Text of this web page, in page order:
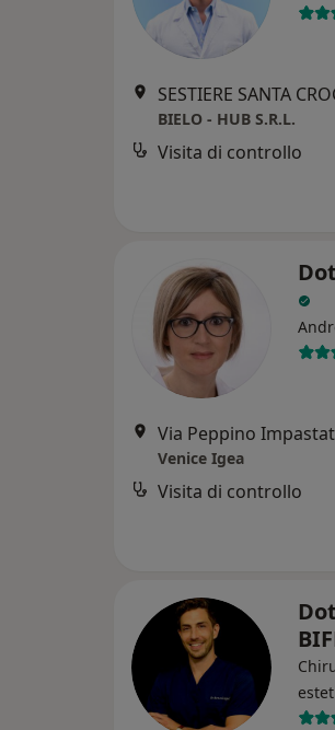
SESTIERE SANTA
BIELO - HUB S.R.L.
Visita di controllo
Via Peppino
Venice Igea
Visita di controllo